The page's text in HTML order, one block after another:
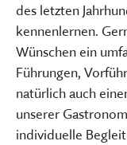
des letzten
kennenlernen.
Wünschen ein
Führungen,
natürlich auch
unserer
individuelle